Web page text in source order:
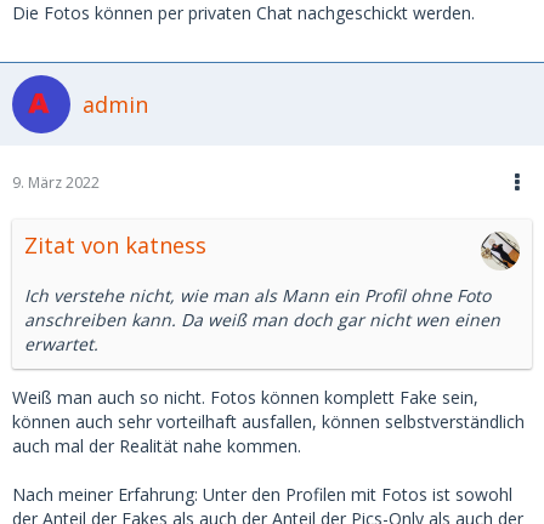
Die Fotos können per privaten Chat nachgeschickt werden.
admin
9. März 2022
Zitat von katness
Ich verstehe nicht, wie man als Mann ein Profil ohne Foto
anschreiben kann. Da weiß man doch gar nicht wen einen
erwartet.
Weiß man auch so nicht. Fotos können komplett Fake sein,
können auch sehr vorteilhaft ausfallen, können selbstverständlich
auch mal der Realität nahe kommen.
Nach meiner Erfahrung: Unter den Profilen mit Fotos ist sowohl
der Anteil der Fakes als auch der Anteil der Pics-Only als auch der